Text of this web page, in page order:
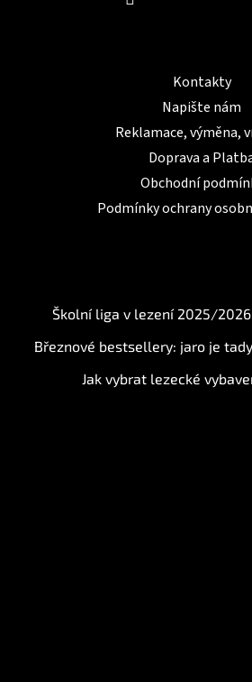
Kontakty
Napište nám
Reklamace, výměna,
Doprava a
Obchodní
Podmínky ochrany
Školní liga v lezení 2025/
Březnové bestsellery: jaro je
Jak vybrat lezecké